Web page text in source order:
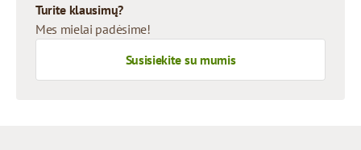
Turite klausimų?
Mes mielai padėsime!
Susisiekite su mumis